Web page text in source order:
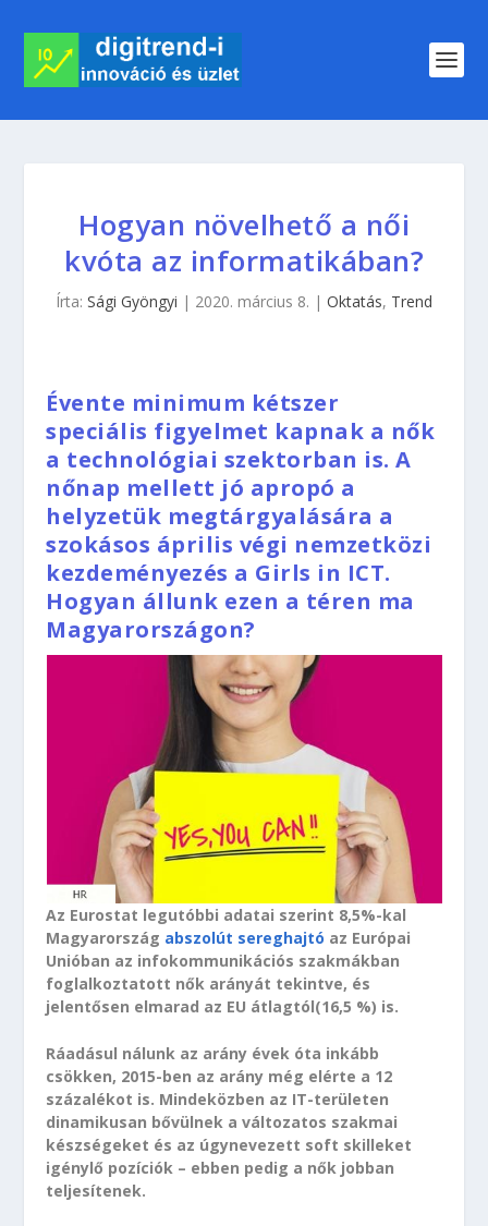
Hogyan növelhető a női
kvóta az informatikában?
Írta: Sági Gyöngyi | 2020. március 8. | Oktatás, Trend
Évente minimum kétszer
speciális figyelmet kapnak a nők
a technológiai szektorban is. A
nőnap mellett jó apropó a
helyzetük megtárgyalására a
szokásos április végi nemzetközi
kezdeményezés a Girls in ICT.
Hogyan állunk ezen a téren ma
Magyarországon?
Az Eurostat legutóbbi adatai szerint 8,5%-kal
Magyarország abszolút sereghajtó az Európai
Unióban az infokommunikációs szakmákban
foglalkoztatott nők arányát tekintve, és
jelentősen elmarad az EU átlagtól(16,5 %) is.
Ráadásul nálunk az arány évek óta inkább
csökken, 2015-ben az arány még elérte a 12
százalékot is. Mindeközben az IT-területen
dinamikusan bővülnek a változatos szakmai
készségeket és az úgynevezett soft skilleket
igénylő pozíciók – ebben pedig a nők jobban
teljesítenek.